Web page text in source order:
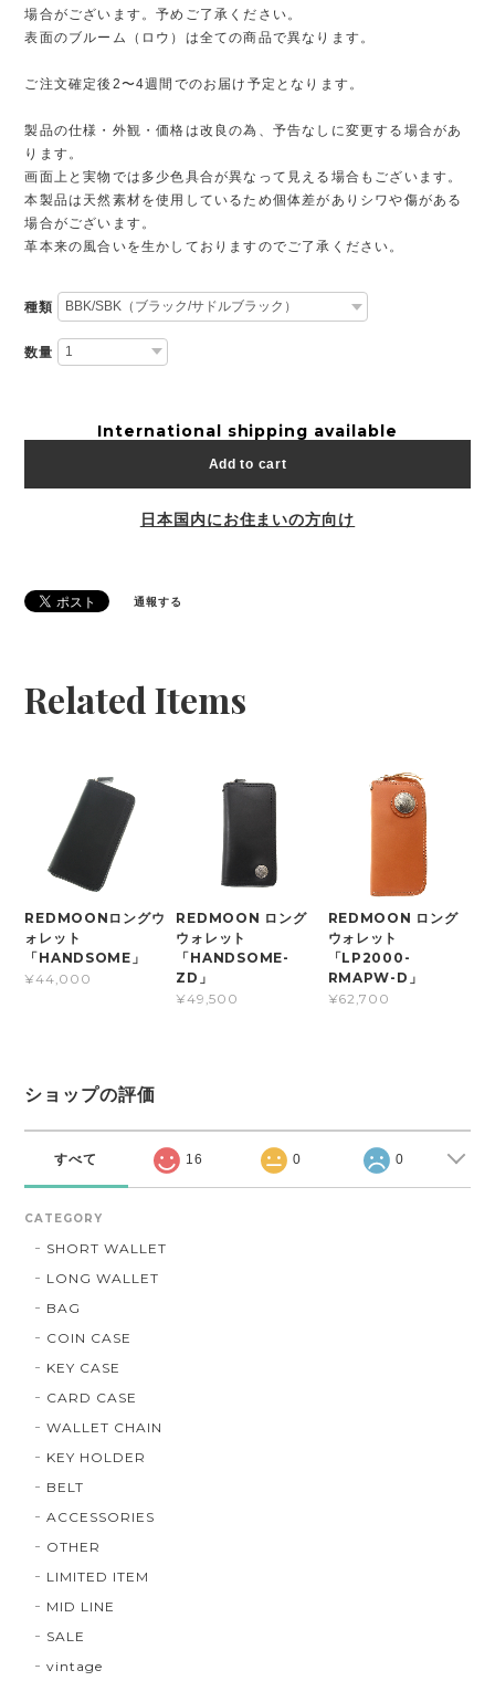
場合がございます。予めご了承ください。
表面のブルーム（ロウ）は全ての商品で異なります。
ご注文確定後2〜4週間でのお届け予定となります。
製品の仕様・外観・価格は改良の為、予告なしに変更する場合があ
ります。
画面上と実物では多少色具合が異なって見える場合もございます。
本製品は天然素材を使用しているため個体差がありシワや傷がある
場合がございます。
革本来の風合いを生かしておりますのでご了承ください。
種類
数量
International shipping available
Add to cart
日本国内にお住まいの方向け
通報する
Related Items
REDMOONロングウ
ォレット
「HANDSOME」
¥44,000
REDMOON ロング
ウォレット
「HANDSOME-
ZD」
¥49,500
REDMOON ロング
ウォレット
「LP2000-
RMAPW-D」
¥62,700
ショップの評価
すべて 16 0 0
CATEGORY
SHORT WALLET
LONG WALLET
BAG
COIN CASE
KEY CASE
CARD CASE
WALLET CHAIN
KEY HOLDER
BELT
ACCESSORIES
OTHER
LIMITED ITEM
MID LINE
SALE
vintage